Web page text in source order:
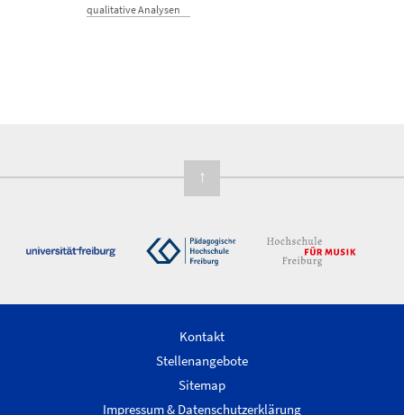
qualitative Analysen
↑
Kontakt
Stellenangebote
Sitemap
Impressum & Datenschutzerklärung